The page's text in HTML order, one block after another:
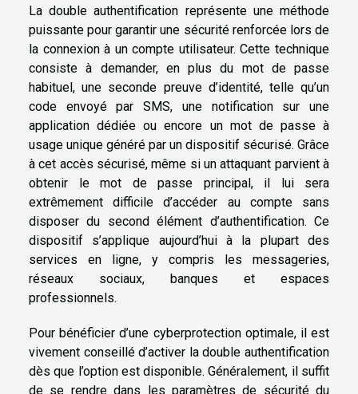
La double authentification représente une méthode
puissante pour garantir une sécurité renforcée lors de
la connexion à un compte utilisateur. Cette technique
consiste à demander, en plus du mot de passe
habituel, une seconde preuve d’identité, telle qu’un
code envoyé par SMS, une notification sur une
application dédiée ou encore un mot de passe à
usage unique généré par un dispositif sécurisé. Grâce
à cet accès sécurisé, même si un attaquant parvient à
obtenir le mot de passe principal, il lui sera
extrêmement difficile d’accéder au compte sans
disposer du second élément d’authentification. Ce
dispositif s’applique aujourd’hui à la plupart des
services en ligne, y compris les messageries,
réseaux sociaux, banques et espaces
professionnels.
Pour bénéficier d’une cyberprotection optimale, il est
vivement conseillé d’activer la double authentification
dès que l’option est disponible. Généralement, il suffit
de se rendre dans les paramètres de sécurité du